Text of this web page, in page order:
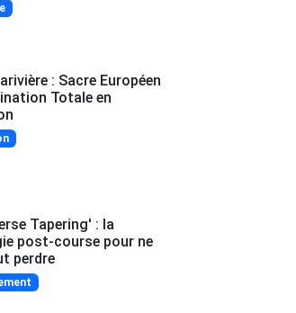
: Sacre Européen
Totale en
Tapering' : la
post-course pour ne
perdre